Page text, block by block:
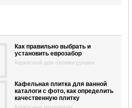
Как правильно выбрать и
установить еврозабор
Каркасный дом своими руками
Кафельная плитка для ванной
каталоги с фото, как определить
качественную плитку